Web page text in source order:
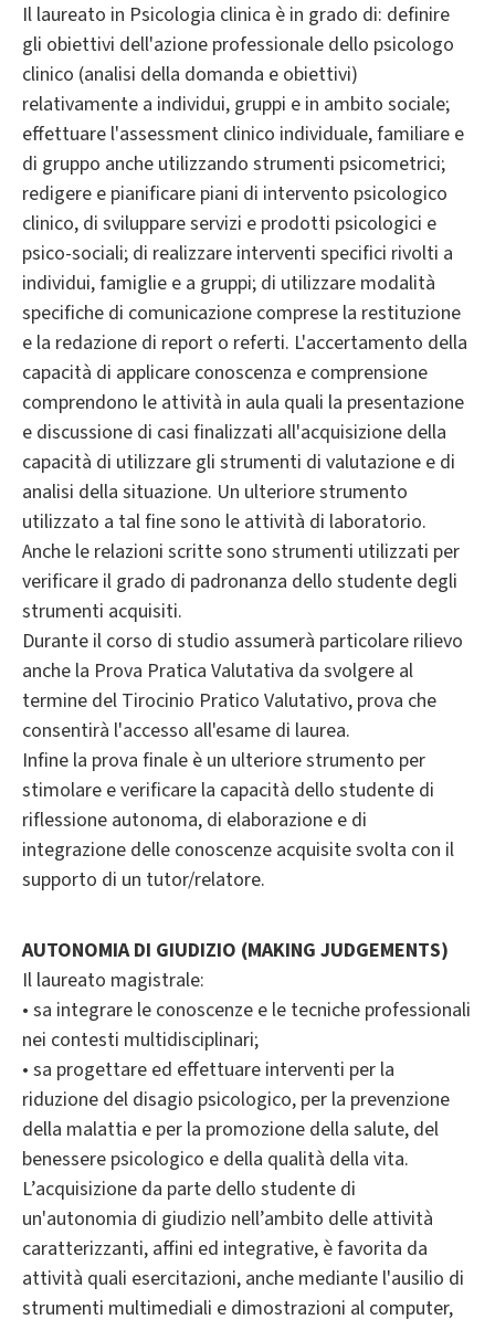
Il laureato in Psicologia clinica è in grado di: definire
gli obiettivi dell'azione professionale dello psicologo
clinico (analisi della domanda e obiettivi)
relativamente a individui, gruppi e in ambito sociale;
effettuare l'assessment clinico individuale, familiare e
di gruppo anche utilizzando strumenti psicometrici;
redigere e pianificare piani di intervento psicologico
clinico, di sviluppare servizi e prodotti psicologici e
psico-sociali; di realizzare interventi specifici rivolti a
individui, famiglie e a gruppi; di utilizzare modalità
specifiche di comunicazione comprese la restituzione
e la redazione di report o referti. L'accertamento della
capacità di applicare conoscenza e comprensione
comprendono le attività in aula quali la presentazione
e discussione di casi finalizzati all'acquisizione della
capacità di utilizzare gli strumenti di valutazione e di
analisi della situazione. Un ulteriore strumento
utilizzato a tal fine sono le attività di laboratorio.
Anche le relazioni scritte sono strumenti utilizzati per
verificare il grado di padronanza dello studente degli
strumenti acquisiti.
Durante il corso di studio assumerà particolare rilievo
anche la Prova Pratica Valutativa da svolgere al
termine del Tirocinio Pratico Valutativo, prova che
consentirà l'accesso all'esame di laurea.
Infine la prova finale è un ulteriore strumento per
stimolare e verificare la capacità dello studente di
riflessione autonoma, di elaborazione e di
integrazione delle conoscenze acquisite svolta con il
supporto di un tutor/relatore.
AUTONOMIA DI GIUDIZIO (MAKING JUDGEMENTS)
Il laureato magistrale:
• sa integrare le conoscenze e le tecniche professionali
nei contesti multidisciplinari;
• sa progettare ed effettuare interventi per la
riduzione del disagio psicologico, per la prevenzione
della malattia e per la promozione della salute, del
benessere psicologico e della qualità della vita.
L’acquisizione da parte dello studente di
un'autonomia di giudizio nell’ambito delle attività
caratterizzanti, affini ed integrative, è favorita da
attività quali esercitazioni, anche mediante l'ausilio di
strumenti multimediali e dimostrazioni al computer,